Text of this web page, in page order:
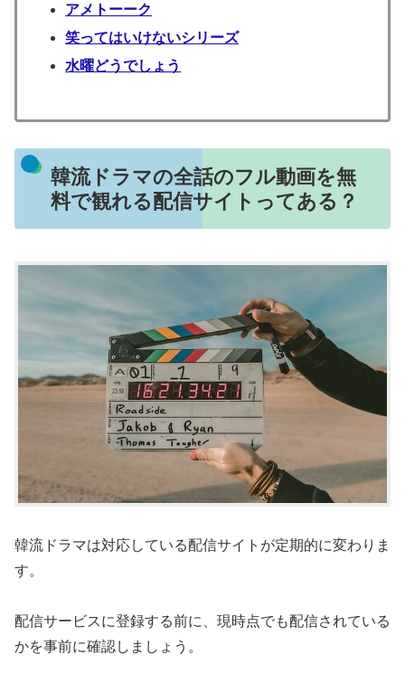
アメトーーク
笑ってはいけないシリーズ
水曜どうでしょう
韓流ドラマの全話のフル動画を無
料で観れる配信サイトってある？
韓流ドラマは対応している配信サイトが定期的に変わりま
す。
配信サービスに登録する前に、現時点でも配信されている
かを事前に確認しましょう。